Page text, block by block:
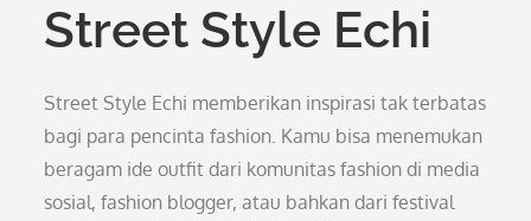
Street Style Echi
Street Style Echi memberikan inspirasi tak terbatas
bagi para pencinta fashion. Kamu bisa menemukan
beragam ide outfit dari komunitas fashion di media
sosial, fashion blogger, atau bahkan dari festival